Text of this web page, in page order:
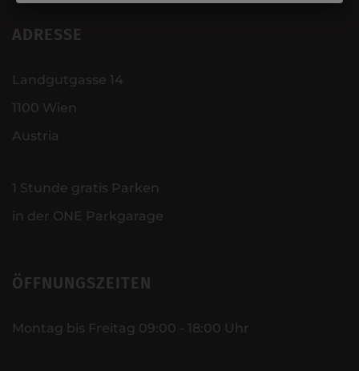
ADRESSE
Landgutgasse 14
1100 Wien
Austria
1 Stunde gratis Parken
in der ONE Parkgarage
ÖFFNUNGSZEITEN
Montag bis Freitag 09:00 - 18:00 Uhr